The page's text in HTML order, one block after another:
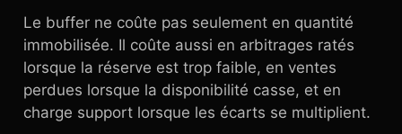
Le buffer ne coûte pas seulement en quantité
immobilisée. Il coûte aussi en arbitrages ratés
lorsque la réserve est trop faible, en ventes
perdues lorsque la disponibilité casse, et en
charge support lorsque les écarts se multiplient.